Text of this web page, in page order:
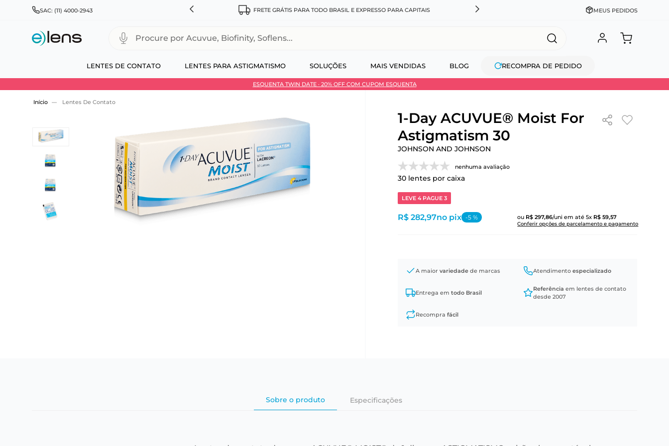
SAC: (11) 4000-2943
& JOHNSON, ALCON, BAUSCH+LOMB E COOPERVISION FRETE GRÁTIS PARA TODO BRASIL E EXPRESSO PARA CAPITAIS CADASTRE-SE GANHE 10% NA PRIMEIRA COMPRA +
MEUS PEDIDOS
LENTES DE CONTATO LENTES PARA ASTIGMATISMO SOLUÇÕES MAIS VENDIDAS BLOG RECOMPRA DE PEDIDO
Procure por Acuvue, Biofinity, Soflens...
ESQUENTA TWIN DATE · 20% OFF COM CUPOM ESQUENTA
Use 30HOJE e ganhe 30% OFF + economia extra no Pix
Lentes De Contato
1-Day ACUVUE® Moist For
Astigmatism 30
JOHNSON AND JOHNSON
nenhuma avaliação
30lentes por caixa
LEVE 4 PAGUE 3
ou R$ 297,86/uni em até5x R$ 59,57
Conferir opções de parcelamento e pagamento
R$ 282,97no pix -5%
A maior variedadede marcas Atendimentoespecializado
Entrega em todo Brasil
Referência em lentes de contato
desde 2007
Recompra fácil
Sobre o produto Especificações